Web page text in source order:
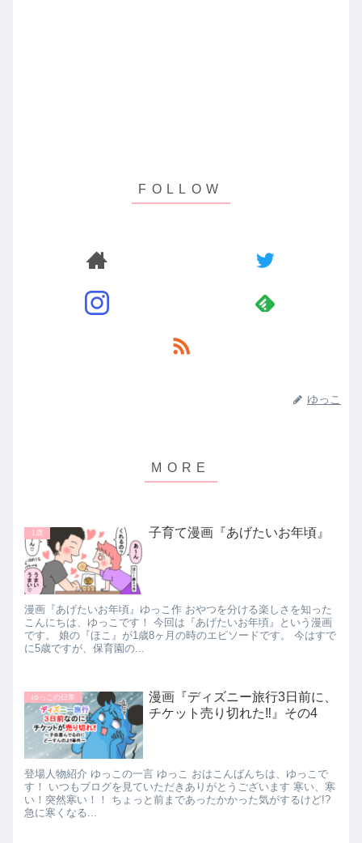
ゆっこ
1歳 子育て漫画『あげたいお年頃』
漫画『あげたいお年頃』ゆっこ作 おやつを分ける楽しさを知った
こんにちは、ゆっこです！ 今回は『あげたいお年頃』という漫画
です。 娘の『ほこ』が1歳8ヶ月の時のエピソードです。 今はすで
に5歳ですが、保育園の...
ゆっこの日常
漫画『ディズニー旅行3日前に、
チケット売り切れた‼』その4
登場人物紹介 ゆっこの一言 ゆっこ おはこんばんちは、ゆっこで
す！ いつもブログを見ていただきありがとうございます 寒い、寒
い！突然寒い！！ ちょっと前まであったかかった気がするけど!?
急に寒くなる...